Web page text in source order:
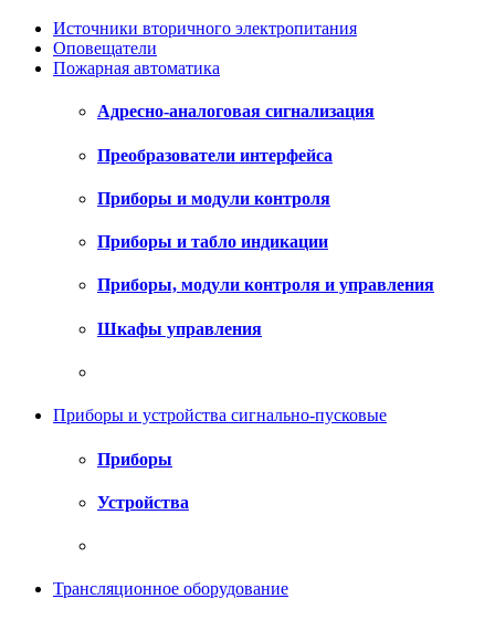
Источники вторичного электропитания
Оповещатели
Пожарная автоматика
Адресно-аналоговая сигнализация
Преобразователи интерфейса
Приборы и модули контроля
Приборы и табло индикации
Приборы, модули контроля и управления
Шкафы управления
Приборы и устройства сигнально-пусковые
Приборы
Устройства
Трансляционное оборудование